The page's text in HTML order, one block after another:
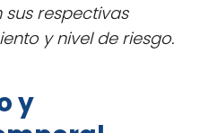
respectivas
y nivel de riesgo.
y